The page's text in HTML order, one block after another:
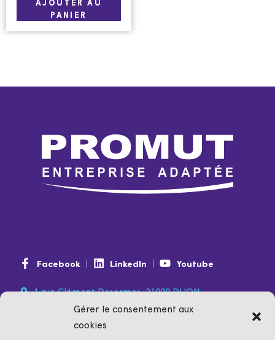
Gérer le consentement aux
cookies
PANIER
Facebook LinkedIn Youtube
1 rue Clément Desormes, 21000 DIJON
0974 350 350(non surtaxé)
contact@promut.fr